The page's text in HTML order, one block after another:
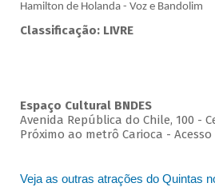
Hamilton de Holanda - Voz e Bandolim
Classificação: LIVRE
Espaço Cultural BNDES
Avenida República do Chile, 100 -
Próximo ao metrô Carioca - Acesso
Veja as outras atrações do Quintas